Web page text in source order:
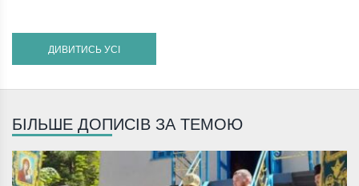
ДИВИТИСЬ УСІ
БІЛЬШЕ ДОПИСІВ ЗА ТЕМОЮ